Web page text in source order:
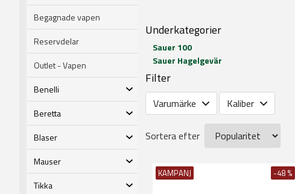
Begagnade vapen
Reservdelar
Outlet - Vapen
Benelli
Beretta
Blaser
Mauser
Tikka
Underkategorier
Sauer 100
Sauer Hagelgevär
Filter
Varumärke Kaliber
Sortera efter
KAMPANJ -48 %